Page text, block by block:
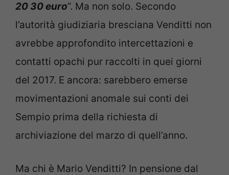
20 30 euro”. Ma non solo. Secondo
l’autorità giudiziaria bresciana Venditti non
avrebbe approfondito intercettazioni e
contatti opachi pur raccolti in quei giorni
del 2017. E ancora: sarebbero emerse
movimentazioni anomale sui conti dei
Sempio prima della richiesta di
archiviazione del marzo di quell’anno.
Ma chi è Mario Venditti? In pensione dal